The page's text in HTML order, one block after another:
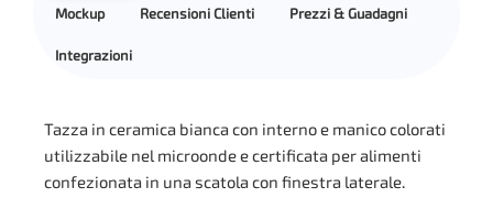
Mockup Recensioni Clienti Prezzi & Guadagni
Integrazioni
Tazza in ceramica bianca con interno e manico colorati
utilizzabile nel microonde e certificata per alimenti
confezionata in una scatola con finestra laterale.